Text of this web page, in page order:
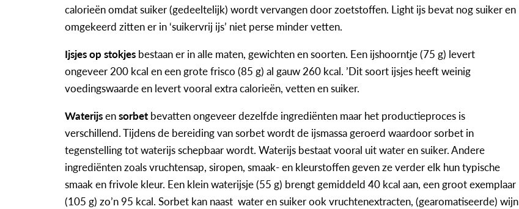
calorieën omdat suiker (gedeeltelijk) wordt vervangen door zoetstoffen. Light ijs bevat nog suiker en
omgekeerd zitten er in ‘suikervrij ijs’ niet perse minder vetten.
Ijsjes op stokjes bestaan er in alle maten, gewichten en soorten. Een ijshoorntje (75 g) levert
ongeveer 200 kcal en een grote frisco (85 g) al gauw 260 kcal. ’Dit soort ijsjes heeft weinig
voedingswaarde en levert vooral extra calorieën, vetten en suiker.
Waterijsensorbet bevatten ongeveer dezelfde ingrediënten maar het productieproces is
verschillend. Tijdens de bereiding van sorbet wordt de ijsmassa geroerd waardoor sorbet in
tegenstelling tot waterijs schepbaar wordt. Waterijs bestaat vooral uit water en suiker. Andere
ingrediënten zoals vruchtensap, siropen, smaak- en kleurstoffen geven ze verder elk hun typische
smaak en frivole kleur. Een klein waterijsje (55 g) brengt gemiddeld 40 kcal aan, een groot exemplaar
(105 g) zo’n 95 kcal. Sorbet kan naast water en suiker ook vruchtenextracten, (gearomatiseerde) wijn